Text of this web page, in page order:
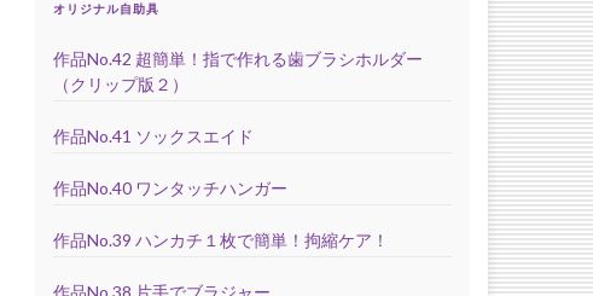
オリジナル自助具
作品No.42 超簡単！指で作れる歯ブラシホルダー
（クリップ版２）
作品No.41 ソックスエイド
作品No.40 ワンタッチハンガー
作品No.39 ハンカチ１枚で簡単！拘縮ケア！
作品No.38 片手でブラジャー